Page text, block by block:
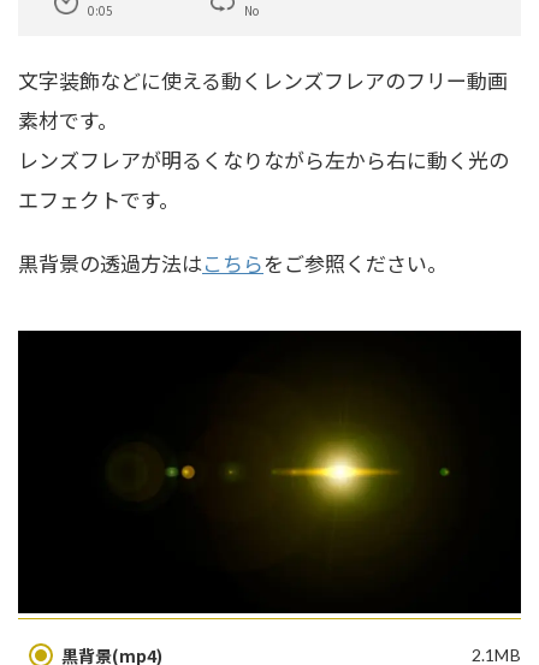
0:05
No
文字装飾などに使える動くレンズフレアのフリー動画
素材です。
レンズフレアが明るくなりながら左から右に動く光の
エフェクトです。
黒背景の透過方法はこちらをご参照ください。
黒背景(mp4) 2.1MB